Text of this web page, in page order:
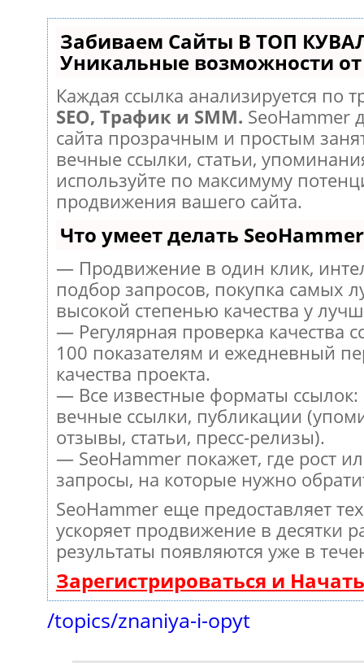
Забиваем Сайты В ТОП
Уникальные возможности от
Каждая ссылка анализируется по
SEO, Трафик и SMM. SeoHammer
сайта прозрачным и простым
вечные ссылки, статьи,
используйте по максимуму
продвижения вашего сайта.
Что умеет делать SeoHammer
— Продвижение в один клик,
подбор запросов, покупка самых
высокой степенью качества у
— Регулярная проверка качества
100 показателям и ежедневный
качества проекта.
— Все известные форматы
вечные ссылки, публикации
отзывы, статьи, пресс-релизы).
— SeoHammer покажет, где рост
запросы, на которые нужно
SeoHammer еще предоставляет
ускоряет продвижение в десятки
результаты появляются уже в
Зарегистрироваться и
/topics/znaniya-i-opyt